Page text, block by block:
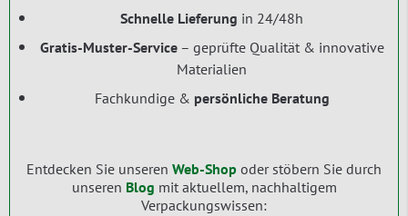
Schnelle Lieferung in 24/48h
Gratis-Muster-Service– geprüfte Qualität & innovative
Materialien
Fachkundige & persönliche Beratung
Entdecken Sie unseren Web-Shop oder stöbern Sie durch
unseren Blog mit aktuellem, nachhaltigem
Verpackungswissen: